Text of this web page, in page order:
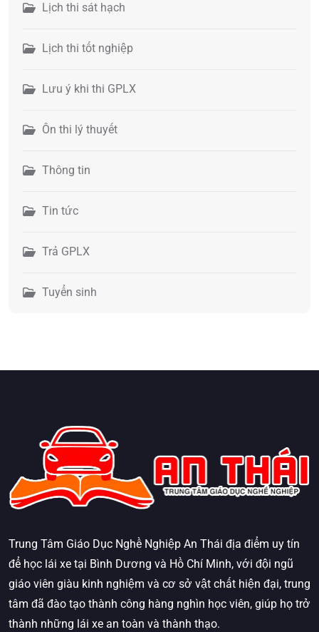
Lịch thi sát hạch
Lịch thi tốt nghiệp
Lưu ý khi thi GPLX
Ôn thi lý thuyết
Thông tin
Tin tức
Trả GPLX
Tuyển sinh
Trung Tâm Giáo Dục Nghề Nghiệp An Thái địa điểm uy tín
để học lái xe tại Bình Dương và Hồ Chí Minh, với đội ngũ
giáo viên giàu kinh nghiệm và cơ sở vật chất hiện đại, trung
tâm đã đào tạo thành công hàng nghìn học viên, giúp họ trở
thành những lái xe an toàn và thành thạo.